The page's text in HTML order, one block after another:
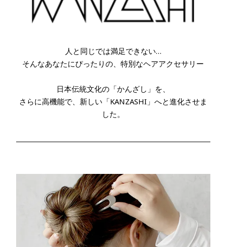
人と同じでは満足できない…
そんなあなたにぴったりの、特別なヘアアクセサリー
日本伝統文化の「かんざし」を、
さらに高機能で、新しい「KANZASHI」へと進化させま
した。